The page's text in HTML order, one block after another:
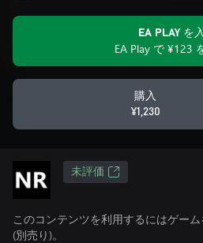
EA PLAY を
EA Play で ¥123
購入
¥1,230
未評価
このコンテンツを利用するにはゲー
(別売り)。